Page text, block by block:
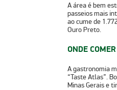
A área é bem
passeios mais
ao cume de
Ouro Preto.
ONDE
Agastronomia
“Taste Atlas”.
Minas Gerais e